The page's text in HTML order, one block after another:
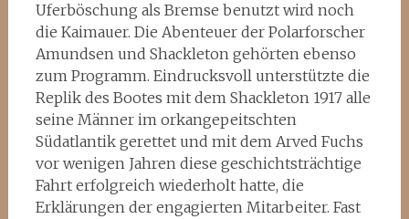
Uferböschung als Bremse benutzt wird noch
die Kaimauer. Die Abenteuer der Polarforscher
Amundsen und Shackleton gehörten ebenso
zum Programm. Eindrucksvoll unterstützte die
Replik des Bootes mit dem Shackleton 1917 alle
seine Männer im orkangepeitschten
Südatlantik gerettet und mit dem Arved Fuchs
vor wenigen Jahren diese geschichtsträchtige
Fahrt erfolgreich wiederholt hatte, die
Erklärungen der engagierten Mitarbeiter. Fast